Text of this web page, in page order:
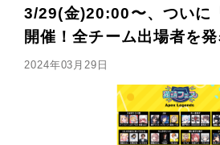
3/29(金)20:00〜、ついに
開催！全チーム出場者を発
2024年03月29日